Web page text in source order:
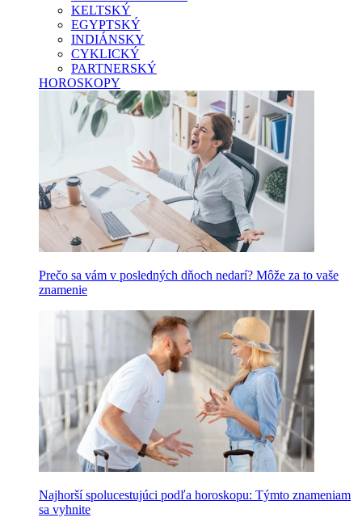
KELTSKÝ
EGYPTSKÝ
INDIÁNSKY
CYKLICKÝ
PARTNERSKÝ
HOROSKOPY
Prečo sa vám v posledných dňoch nedarí? Môže za to vaše
znamenie
Najhorší spolucestujúci podľa horoskopu: Týmto znameniam
sa vyhnite